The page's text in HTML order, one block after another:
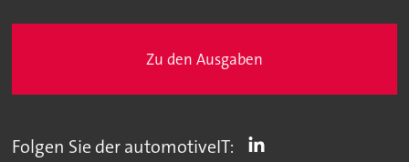
Zu den Ausgaben
Folgen Sie der automotiveIT: